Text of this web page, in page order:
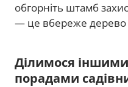
обгорніть штамб
— це вбереже дерево
Ділимося
порадами